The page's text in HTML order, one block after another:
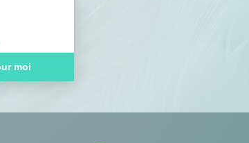
moi
gérer vos paramètres de confidentialité, en
ce qu’il